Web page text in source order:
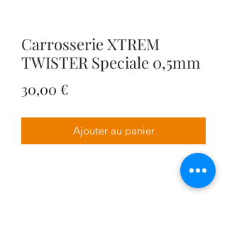
Carrosserie XTREM
TWISTER Speciale 0,5mm
30,00 €
Ajouter au panier